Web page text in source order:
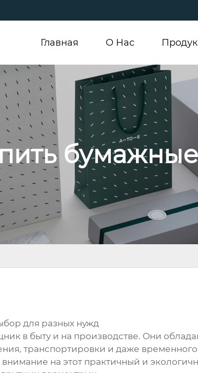
Главная О Hас
для разных нужд
в быту и на производстве. Они
транспортировки и даже
на этот практичный и